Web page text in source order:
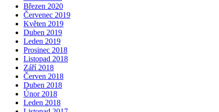
Březen 2020
Červenec 2019
Květen 2019
Duben 2019
Leden 2019
Prosinec 2018
Listopad 2018
Září 2018
Červen 2018
Duben 2018
Únor 2018
Leden 2018